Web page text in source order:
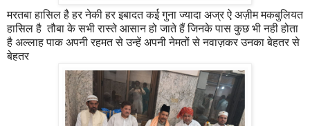
मरतबा हासिल है हर नेकी हर इबादत कई गुना ज्यादा अज्र ऐ अज़ीम मकबुलियत
हासिल है तौबा के सभी रास्ते आसान हो जाते हैं जिनके पास कुछ भी नही होता
है अल्लाह पाक अपनी रहमत से उन्हें अपनी नेमतों से नवाज़कर उनका बेहतर से
बेहतर